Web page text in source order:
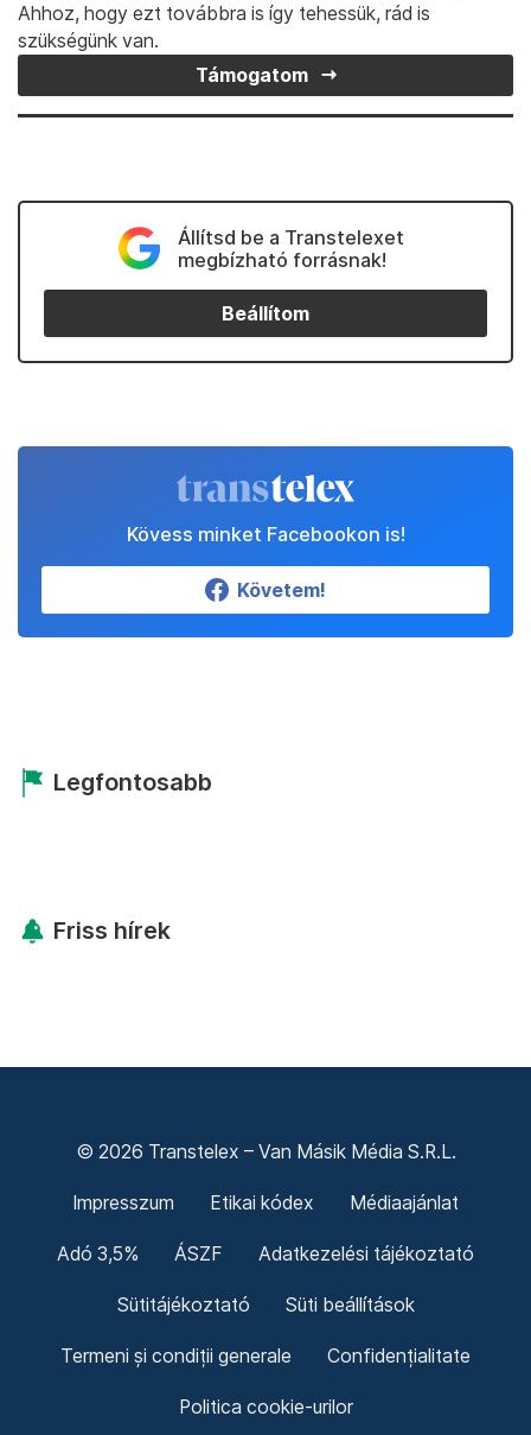
Ahhoz, hogy ezt továbbra is így tehessük, rád is
szükségünk van.
Támogatom
Állítsd be a Transtelexet
megbízható forrásnak!
Beállítom
Kövess minket Facebookon is!
Követem!
Legfontosabb
Friss hírek
© 2026 Transtelex – Van Másik Média S.R.L.
Impresszum Etikai kódex Médiaajánlat
Adó 3,5% ÁSZF Adatkezelési tájékoztató
Sütitájékoztató Süti beállítások
Termeni și condiții generale Confidențialitate
Politica cookie-urilor